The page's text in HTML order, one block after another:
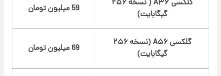
گلکسی A۳۶ ( نسخه ۲۵۶
گیگابایت)
59 میلیون تومان
گلکسی A۵۶ (نسخه ۲۵۶
گیگابایت)
69 میلیون تومان